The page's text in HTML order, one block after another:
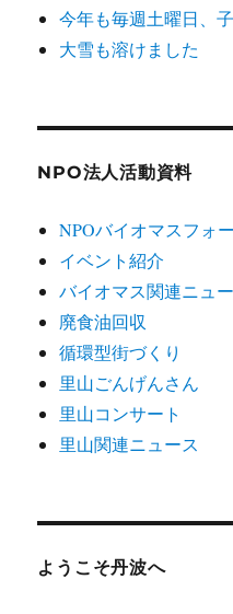
今年も毎週土曜日、
大雪も溶けました
NPO法人活動資料
NPOバイオマスフォ
イベント紹介
バイオマス関連ニュ
廃食油回収
循環型街づくり
里山ごんげんさん
里山コンサート
里山関連ニュース
ようこそ丹波へ